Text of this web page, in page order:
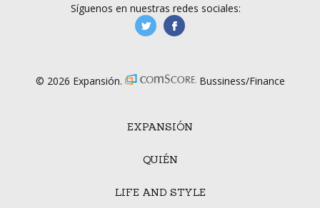
EXPANSIÓN
QUIÉN
LIFE AND STYLE
Síguenos en nuestras redes sociales:
manufacturaGE
© 2026 Expansión. Bussiness/Finance